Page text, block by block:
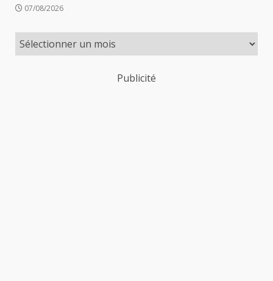
07/08/2026
Publicité